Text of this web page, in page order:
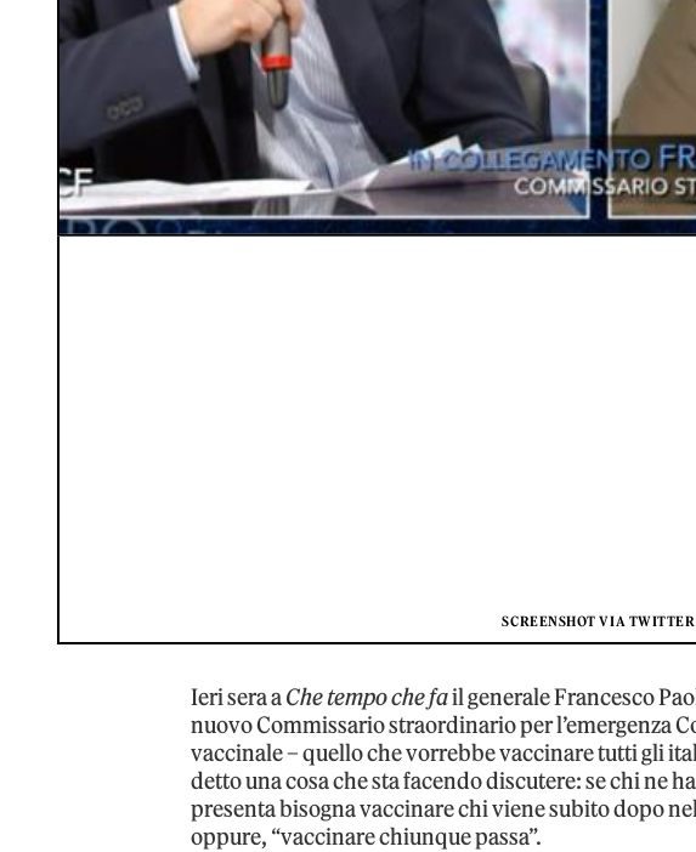
SCREENSHOT VIA TWITTER
Ieri sera aChe tempo che fail generale Francesco
nuovo Commissario straordinario per l’emergenza
vaccinale – quello che vorrebbe vaccinare tutti gli
detto una cosa che sta facendo discutere: se chi ne
presenta bisogna vaccinare chi viene subito dopo
oppure, “vaccinare chiunque passa”.